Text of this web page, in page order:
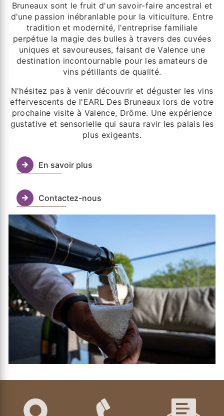
Bruneaux sont le fruit d'un savoir-faire ancestral et
d'une passion inébranlable pour la viticulture. Entre
tradition et modernité, l'entreprise familiale
perpétue la magie des bulles à travers des cuvées
uniques et savoureuses, faisant de Valence une
destination incontournable pour les amateurs de
vins pétillants de qualité.
N'hésitez pas à venir découvrir et déguster les vins
effervescents de l'EARL Des Bruneaux lors de votre
prochaine visite à Valence, Drôme. Une expérience
gustative et sensorielle qui saura ravir les palais les
plus exigeants.
En savoir plus
Contactez-nous